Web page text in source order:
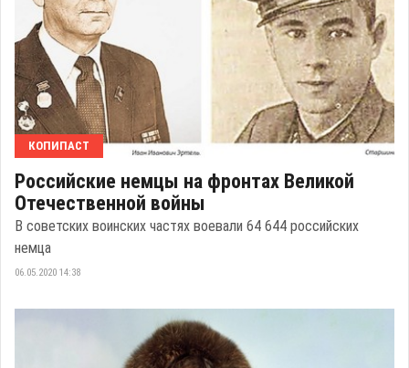
КОПИПАСТ
Российские немцы на фронтах Великой
Отечественной войны
В советских воинских частях воевали 64 644 российских
немца
06.05.2020 14:38